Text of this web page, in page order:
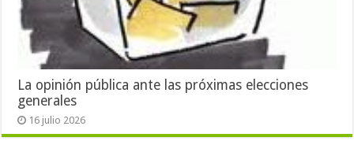
La opinión pública ante las próximas elecciones
generales
16 julio 2026